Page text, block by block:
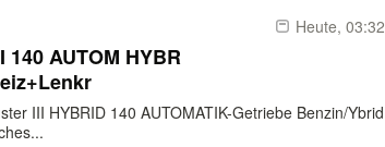
Heute, 03:32
140 AUTOM HYBR
III HYBRID 140 AUTOMATIK-Getriebe Benzin/Ybrid